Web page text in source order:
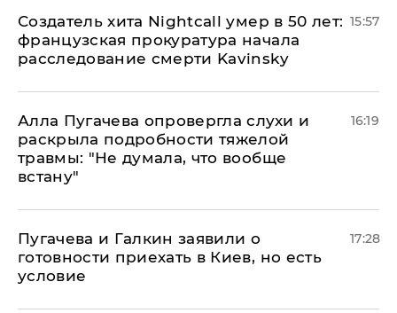
Создатель хита Nightcall умер в 50 лет:
французская прокуратура начала
расследование смерти Kavinsky
15:57
Алла Пугачева опровергла слухи и
раскрыла подробности тяжелой
травмы: "Не думала, что вообще
встану"
16:19
Пугачева и Галкин заявили о
готовности приехать в Киев, но есть
условие
17:28